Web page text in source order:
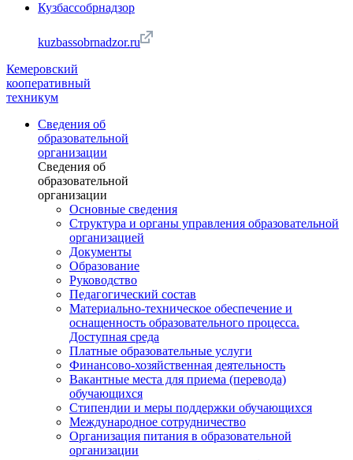
Кузбассобрнадзор
kuzbassobrnadzor.ru
Кемеровский
кооперативный
техникум
Сведения об
образовательной
организации
Сведения об
образовательной
организации
Основные сведения
Структура и органы управления образовательной
организацией
Документы
Образование
Руководство
Педагогический состав
Материально-техническое обеспечение и
оснащенность образовательного процесса.
Доступная среда
Платные образовательные услуги
Финансово-хозяйственная деятельность
Вакантные места для приема (перевода)
обучающихся
Стипендии и меры поддержки обучающихся
Международное сотрудничество
Организация питания в образовательной
организации